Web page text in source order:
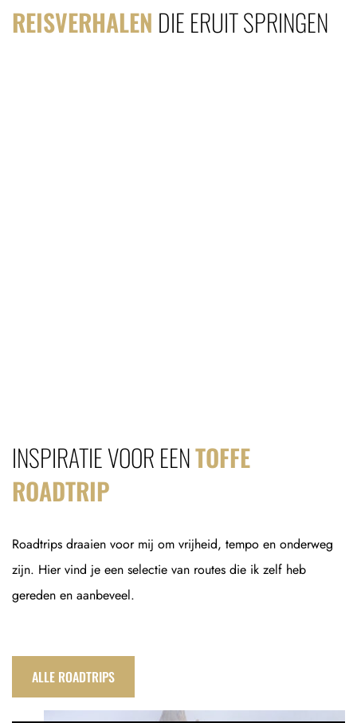
REISVERHALEN DIE ERUIT SPRINGEN
INSPIRATIE VOOR EENTOFFE
ROADTRIP
Roadtrips draaien voor mij om vrijheid, tempo en onderweg
zijn. Hier vind je een selectie van routes die ik zelf heb
gereden en aanbeveel.
ALLE ROADTRIPS